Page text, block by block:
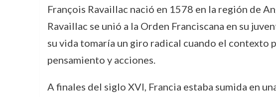
François Ravaillac nació en 1578 en la región de
Ravaillac se unió a la Orden Franciscana en su
su vida tomaría un giro radical cuando el
pensamiento y acciones.
A finales del siglo XVI, Francia estaba sumida en